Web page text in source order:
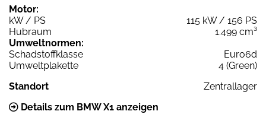
Motor:
kW / PS
115 kW / 156 PS
Hubraum
1.499 cm³
Umweltnormen:
Schadstoffklasse
Euro6d
Umweltplakette
4 (Green)
Standort
Zentrallager
Details zum BMW X1 anzeigen